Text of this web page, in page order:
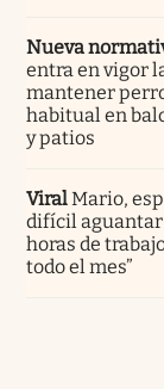
Nueva
entra en vigor
mantener
habitual en
y patios
ViralMario,
difícil aguantar
horas de
todo el mes”